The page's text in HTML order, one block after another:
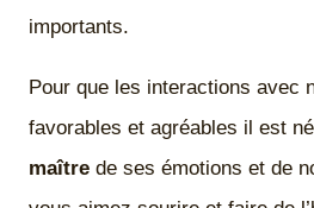
importants.
Pour que les interactions avec
favorables et agréables il est
maître de ses émotions et de